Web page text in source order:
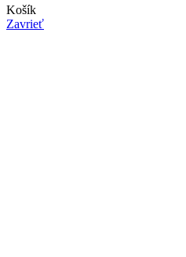
Košík
Zavrieť